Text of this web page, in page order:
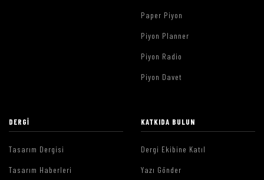
Paper Piyon
Piyon Planner
Piyon Radio
Piyon Davet
DERGI
Tasarım Dergisi
Tasarım Haberleri
KATKIDA BULUN
Dergi Ekibine Katıl
Yazı Gönder